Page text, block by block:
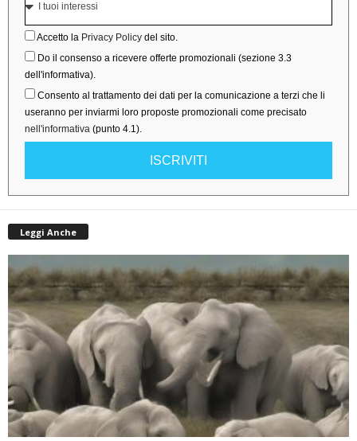
Accetto la Privacy Policy del sito.
Do il consenso a ricevere offerte promozionali (sezione 3.3
dell'informativa).
Consento al trattamento dei dati per la comunicazione a terzi che li
useranno per inviarmi loro proposte promozionali come precisato
nell'informativa (punto 4.1).
ISCRIVITI
Leggi Anche